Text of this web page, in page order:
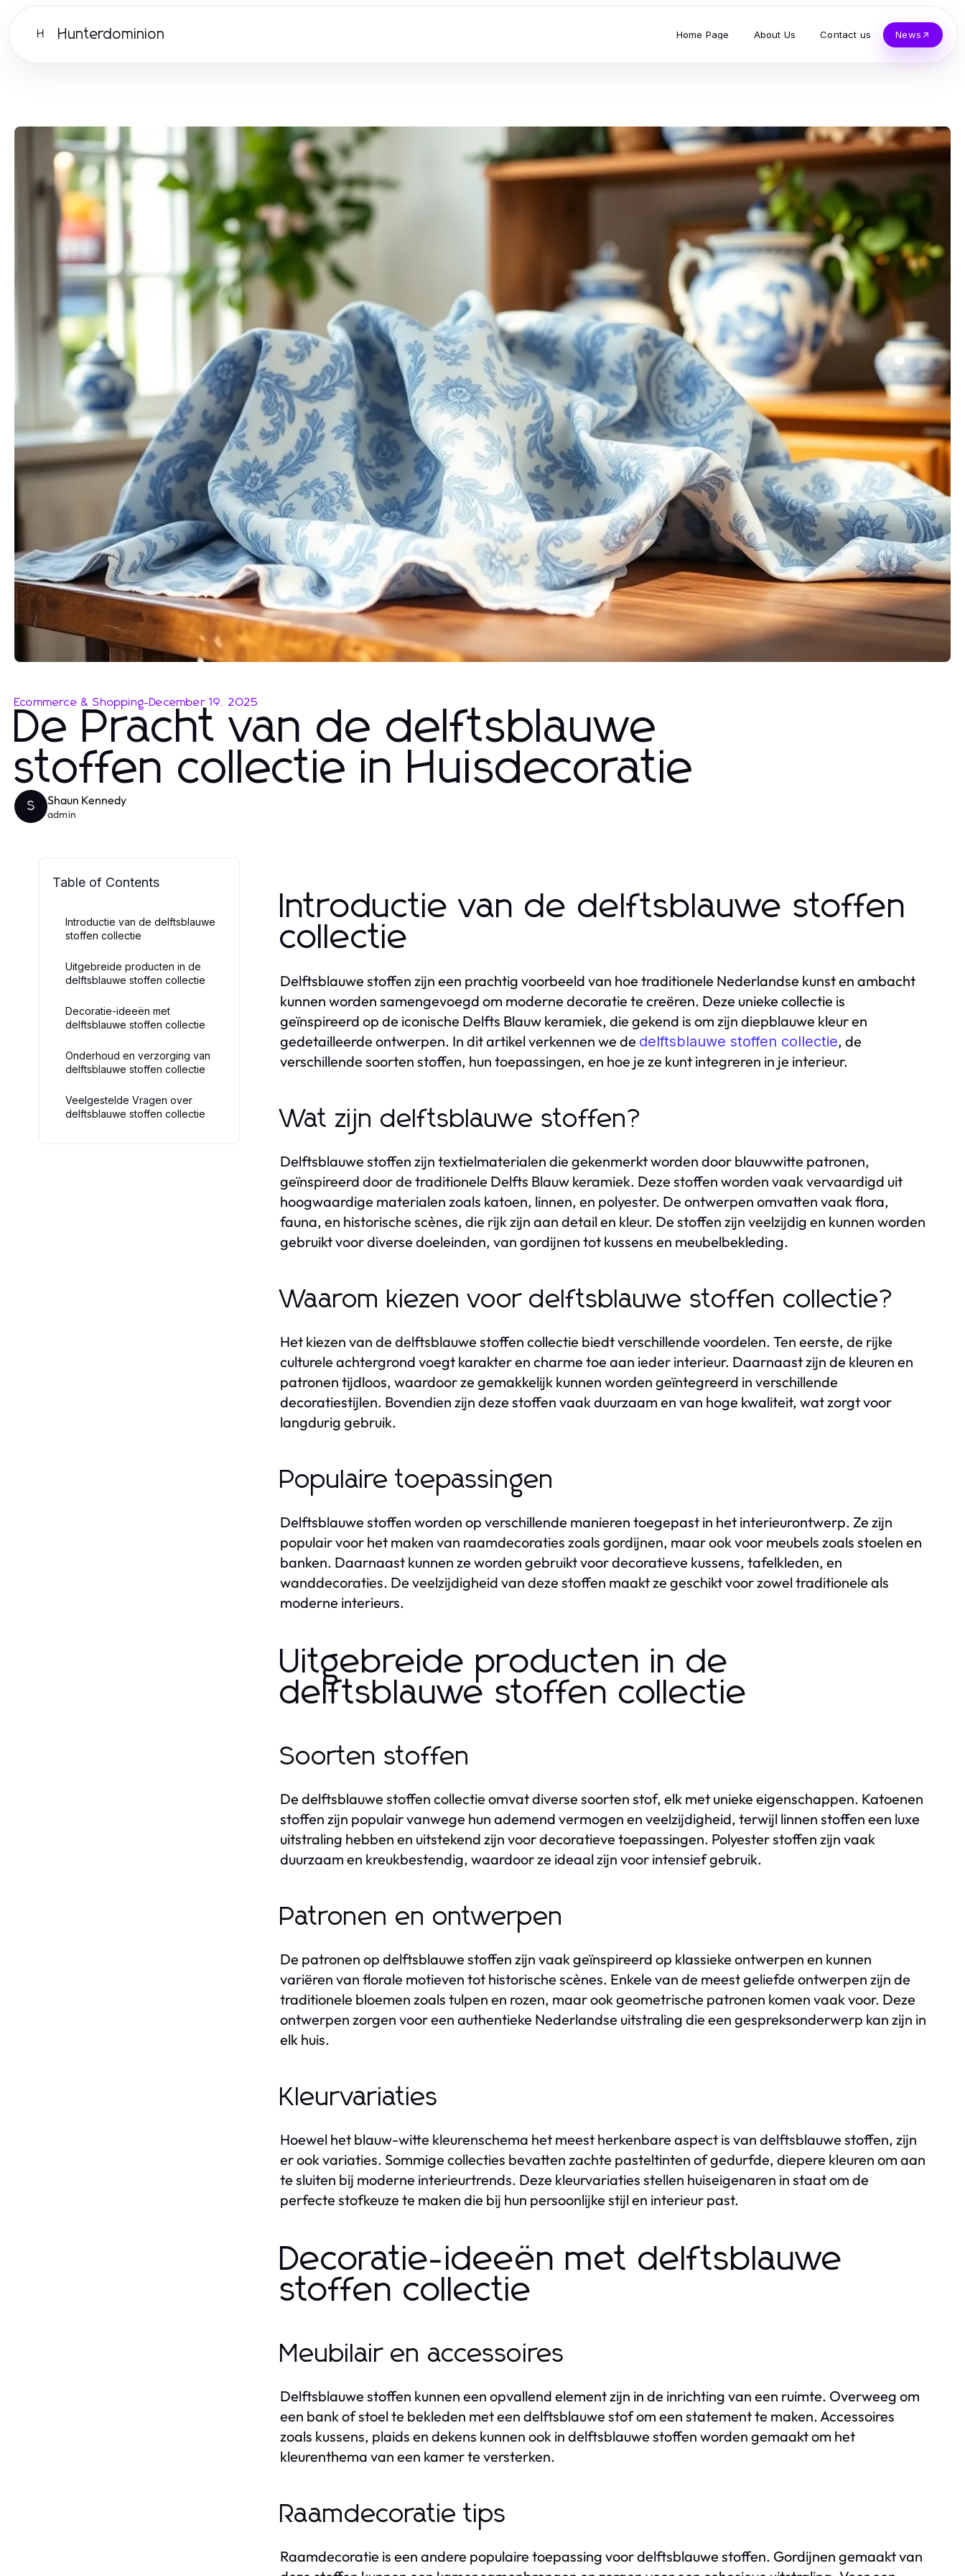
H Hunterdominion Home Page About Us Contact us News
Ecommerce & Shopping-December 19, 2025
De Pracht van de delftsblauwe
stoffen collectie in Huisdecoratie
S Shaun Kennedy
admin
Table of Contents
Introductie van de delftsblauwe
stoffen collectie
Uitgebreide producten in de
delftsblauwe stoffen collectie
Decoratie-ideeën met
delftsblauwe stoffen collectie
Onderhoud en verzorging van
delftsblauwe stoffen collectie
Veelgestelde Vragen over
delftsblauwe stoffen collectie
Introductie van de delftsblauwe stoffen
collectie
Delftsblauwe stoffen zijn een prachtig voorbeeld van hoe traditionele Nederlandse kunst en ambacht
kunnen worden samengevoegd om moderne decoratie te creëren. Deze unieke collectie is
geïnspireerd op de iconische Delfts Blauw keramiek, die gekend is om zijn diepblauwe kleur en
gedetailleerde ontwerpen. In dit artikel verkennen we de delftsblauwe stoffen collectie, de
verschillende soorten stoffen, hun toepassingen, en hoe je ze kunt integreren in je interieur.
Wat zijn delftsblauwe stoffen?
Delftsblauwe stoffen zijn textielmaterialen die gekenmerkt worden door blauwwitte patronen,
geïnspireerd door de traditionele Delfts Blauw keramiek. Deze stoffen worden vaak vervaardigd uit
hoogwaardige materialen zoals katoen, linnen, en polyester. De ontwerpen omvatten vaak flora,
fauna, en historische scènes, die rijk zijn aan detail en kleur. De stoffen zijn veelzijdig en kunnen worden
gebruikt voor diverse doeleinden, van gordijnen tot kussens en meubelbekleding.
Waarom kiezen voor delftsblauwe stoffen collectie?
Het kiezen van de delftsblauwe stoffen collectie biedt verschillende voordelen. Ten eerste, de rijke
culturele achtergrond voegt karakter en charme toe aan ieder interieur. Daarnaast zijn de kleuren en
patronen tijdloos, waardoor ze gemakkelijk kunnen worden geïntegreerd in verschillende
decoratiestijlen. Bovendien zijn deze stoffen vaak duurzaam en van hoge kwaliteit, wat zorgt voor
langdurig gebruik.
Populaire toepassingen
Delftsblauwe stoffen worden op verschillende manieren toegepast in het interieurontwerp. Ze zijn
populair voor het maken van raamdecoraties zoals gordijnen, maar ook voor meubels zoals stoelen en
banken. Daarnaast kunnen ze worden gebruikt voor decoratieve kussens, tafelkleden, en
wanddecoraties. De veelzijdigheid van deze stoffen maakt ze geschikt voor zowel traditionele als
moderne interieurs.
Uitgebreide producten in de
delftsblauwe stoffen collectie
Soorten stoffen
De delftsblauwe stoffen collectie omvat diverse soorten stof, elk met unieke eigenschappen. Katoenen
stoffen zijn populair vanwege hun ademend vermogen en veelzijdigheid, terwijl linnen stoffen een luxe
uitstraling hebben en uitstekend zijn voor decoratieve toepassingen. Polyester stoffen zijn vaak
duurzaam en kreukbestendig, waardoor ze ideaal zijn voor intensief gebruik.
Patronen en ontwerpen
De patronen op delftsblauwe stoffen zijn vaak geïnspireerd op klassieke ontwerpen en kunnen
variëren van florale motieven tot historische scènes. Enkele van de meest geliefde ontwerpen zijn de
traditionele bloemen zoals tulpen en rozen, maar ook geometrische patronen komen vaak voor. Deze
ontwerpen zorgen voor een authentieke Nederlandse uitstraling die een gespreksonderwerp kan zijn in
elk huis.
Kleurvariaties
Hoewel het blauw-witte kleurenschema het meest herkenbare aspect is van delftsblauwe stoffen, zijn
er ook variaties. Sommige collecties bevatten zachte pasteltinten of gedurfde, diepere kleuren om aan
te sluiten bij moderne interieurtrends. Deze kleurvariaties stellen huiseigenaren in staat om de
perfecte stofkeuze te maken die bij hun persoonlijke stijl en interieur past.
Decoratie-ideeën met delftsblauwe
stoffen collectie
Meubilair en accessoires
Delftsblauwe stoffen kunnen een opvallend element zijn in de inrichting van een ruimte. Overweeg om
een bank of stoel te bekleden met een delftsblauwe stof om een statement te maken. Accessoires
zoals kussens, plaids en dekens kunnen ook in delftsblauwe stoffen worden gemaakt om het
kleurenthema van een kamer te versterken.
Raamdecoratie tips
Raamdecoratie is een andere populaire toepassing voor delftsblauwe stoffen. Gordijnen gemaakt van